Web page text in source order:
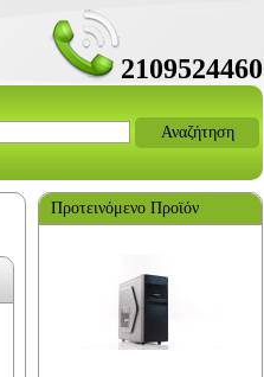
2109524460
Αναζήτηση
Προτεινόμενο Προϊόν